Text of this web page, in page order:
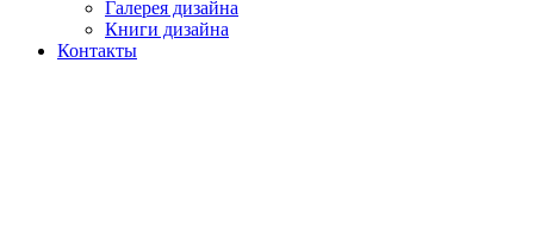
Галерея дизайна
Книги дизайна
Контакты